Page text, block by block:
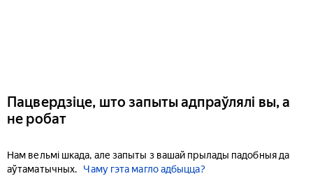
Пацвердзіце, што запыты адпраўлялі вы, а
не робат
Нам вельмі шкада, але запыты з вашай прылады падобныя да
аўтаматычных.
Чаму гэта магло адбыцца?